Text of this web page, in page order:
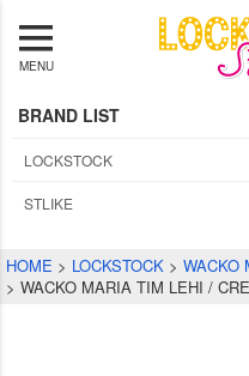
MENU
BRAND LIST
LOCKSTOCK
STLIKE
HOME LOCKSTOCK
WACKO
WACKO MARIA TIM LEHI /